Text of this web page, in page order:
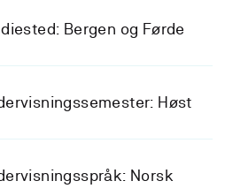
Bergen og Førde
Høst
Norsk